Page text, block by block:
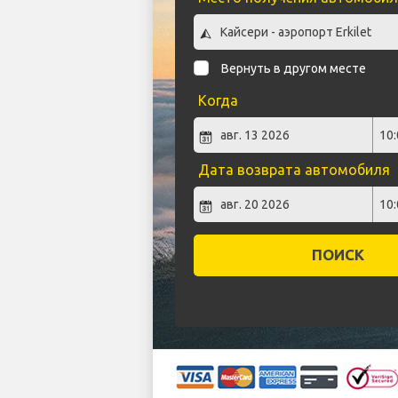
Вернуть в другом месте
Когда
Дата возврата автомобиля
ПОИСК